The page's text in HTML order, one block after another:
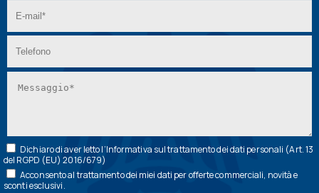
Dichiaro di aver letto l’Informativa sul trattamento dei dati personali (Art. 13
del RGPD (EU) 2016/679)
Acconsento al trattamento dei miei dati per offerte commerciali, novità e
sconti esclusivi.